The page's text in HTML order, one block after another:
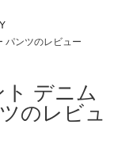
パンツのレビュー
デニム
のレビュ